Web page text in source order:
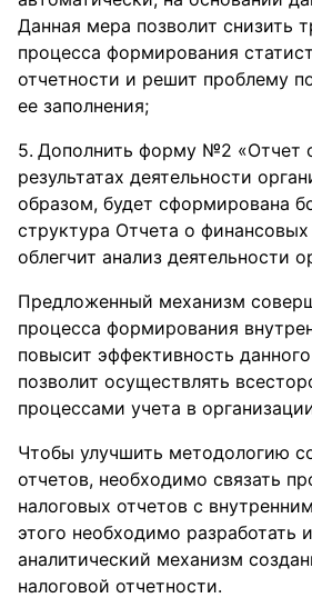
Данная мера позволит снизить
процесса формирования
отчетности и решит проблему
ее заполнения;
Дополнить форму №2 «Отчет
результатах деятельности
образом, будет сформирована
структура Отчета о финансовых
облегчит анализ деятельности
Предложенный механизм
процесса формирования
повысит эффективность
позволит осуществлять
процессами учета в
Чтобы улучшить методологию
отчетов, необходимо связать
налоговых отчетов с
этого необходимо разработать
аналитический механизм
налоговой отчетности.